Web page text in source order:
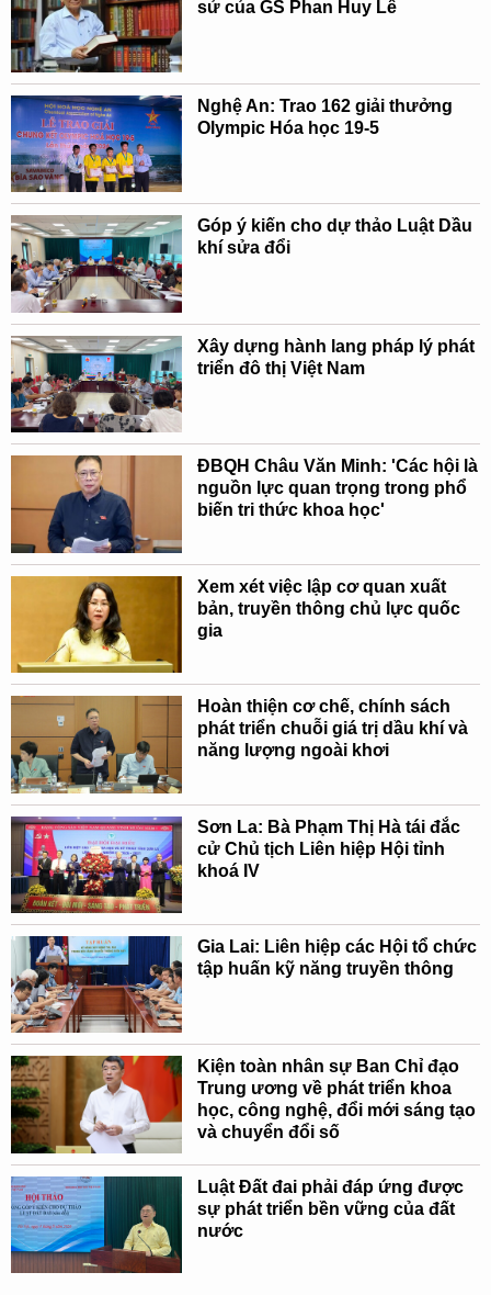
sử của GS Phan Huy Lê
Nghệ An: Trao 162 giải thưởng
Olympic Hóa học 19-5
Góp ý kiến cho dự thảo Luật Dầu
khí sửa đổi
Xây dựng hành lang pháp lý phát
triển đô thị Việt Nam
ĐBQH Châu Văn Minh: 'Các hội là
nguồn lực quan trọng trong phổ
biến tri thức khoa học'
Xem xét việc lập cơ quan xuất
bản, truyền thông chủ lực quốc
gia
Hoàn thiện cơ chế, chính sách
phát triển chuỗi giá trị dầu khí và
năng lượng ngoài khơi
Sơn La: Bà Phạm Thị Hà tái đắc
cử Chủ tịch Liên hiệp Hội tỉnh
khoá IV
Gia Lai: Liên hiệp các Hội tổ chức
tập huấn kỹ năng truyền thông
Kiện toàn nhân sự Ban Chỉ đạo
Trung ương về phát triển khoa
học, công nghệ, đổi mới sáng tạo
và chuyển đổi số
Luật Đất đai phải đáp ứng được
sự phát triển bền vững của đất
nước